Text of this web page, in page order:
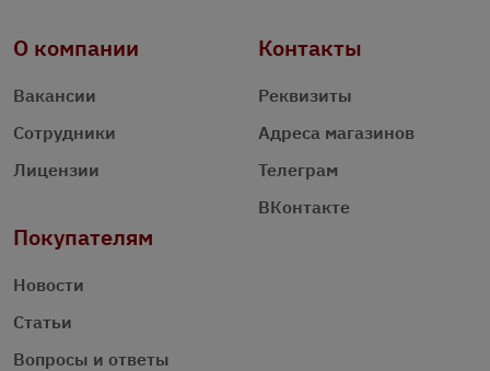
О компании
Вакансии
Сотрудники
Лицензии
Контакты
Реквизиты
Адреса магазинов
Телеграм
ВКонтакте
Покупателям
Новости
Статьи
Вопросы и ответы